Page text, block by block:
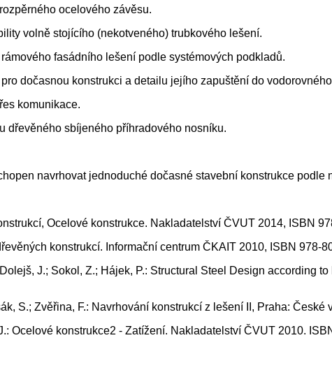
ocelového závěsu.
volně stojícího (nekotveného) trubkového lešení.
fasádního lešení podle systémových podkladů.
dočasnou konstrukci a detailu jejího zapuštění do
komunikace.
dřevěného sbíjeného příhradového nosníku.
navrhovat jednoduché dočasné stavební konstrukce podle
Ocelové konstrukce. Nakladatelství ČVUT 2014, ISBN
konstrukcí. Informační centrum ČKAIT 2010, ISBN 978-
J.; Sokol, Z.; Hájek, P.: Structural Steel Design according
S.; Zvěřina, F.: Navrhování konstrukcí z lešení II, Praha:
Ocelové konstrukce2 - Zatížení. Nakladatelství ČVUT 2010.